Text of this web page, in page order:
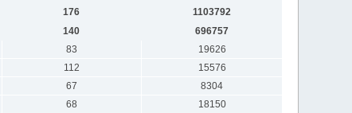
176
1103792
140
696757
83
19626
112
15576
67
8304
68
18150